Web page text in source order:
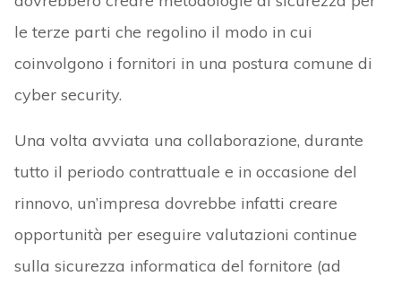
le terze parti che regolino il modo in cui
coinvolgono i fornitori in una postura comune di
cyber security.
Una volta avviata una collaborazione, durante
tutto il periodo contrattuale e in occasione del
rinnovo, un’impresa dovrebbe infatti creare
opportunità per eseguire valutazioni continue
sulla sicurezza informatica del fornitore (ad